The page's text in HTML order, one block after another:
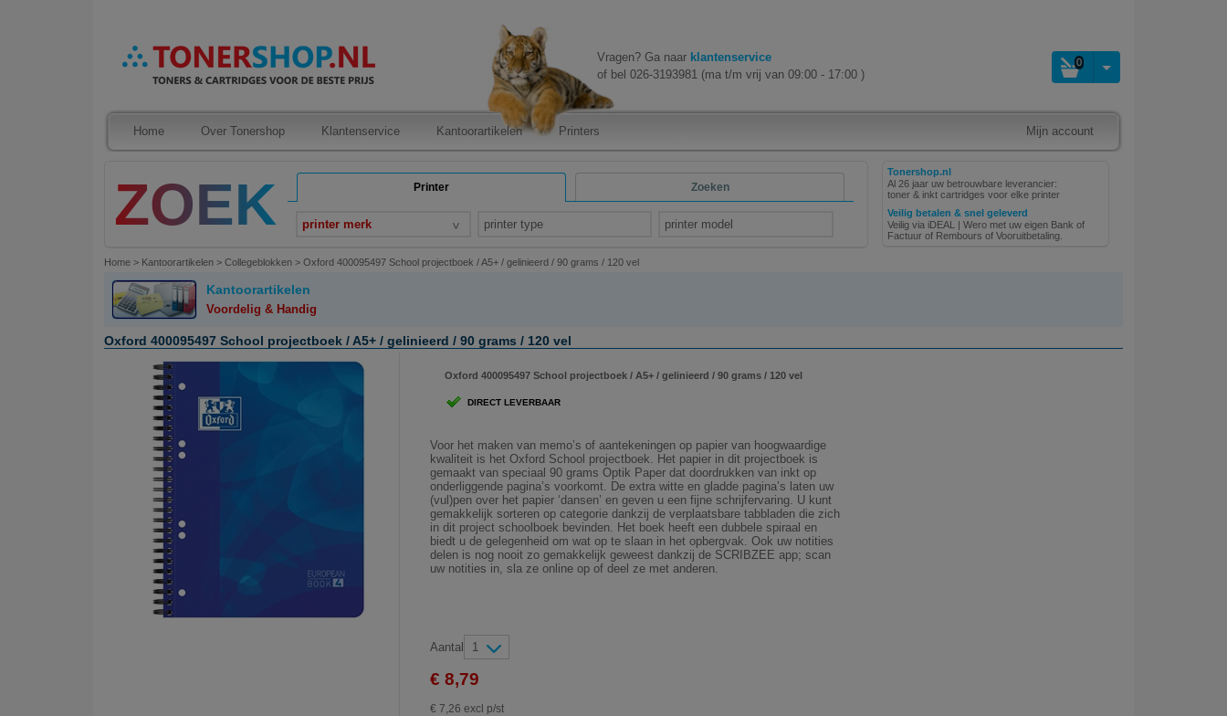
Vragen? Ga naar klantenservice
of bel 026-3193981 (ma t/m vrij van 09:00 - 17:00 )
0
Home Over Tonershop Klantenservice Kantoorartikelen Printers Mijn account
Printer Zoeken
printer merk printer type printer model
Tonershop.nl
Al 26 jaar uw betrouwbare leverancier:
toner & inkt cartridges voor elke printer
Veilig betalen & snel geleverd
Veilig via iDEAL | Wero met uw eigen Bank of
Factuur of Rembours of Vooruitbetaling.
Home > Kantoorartikelen > Collegeblokken > Oxford 400095497 School projectboek / A5+ / gelinieerd / 90 grams / 120 vel
Kantoorartikelen
Voordelig & Handig
Oxford 400095497 School projectboek / A5+ / gelinieerd / 90 grams / 120 vel
Oxford 400095497 School projectboek / A5+ / gelinieerd / 90 grams / 120 vel
DIRECT LEVERBAAR
Voor het maken van memo’s of aantekeningen op papier van hoogwaardige
kwaliteit is het Oxford School projectboek. Het papier in dit projectboek is
gemaakt van speciaal 90 grams Optik Paper dat doordrukken van inkt op
onderliggende pagina’s voorkomt. De extra witte en gladde pagina’s laten uw
(vul)pen over het papier ‘dansen’ en geven u een fijne schrijfervaring. U kunt
gemakkelijk sorteren op categorie dankzij de verplaatsbare tabbladen die zich
in dit project schoolboek bevinden. Het boek heeft een dubbele spiraal en
biedt u de gelegenheid om wat op te slaan in het opbergvak. Ook uw notities
delen is nog nooit zo gemakkelijk geweest dankzij de SCRIBZEE app; scan
uw notities in, sla ze online op of deel ze met anderen.
Aantal 1
€ 8,79
€ 7,26 excl p/st